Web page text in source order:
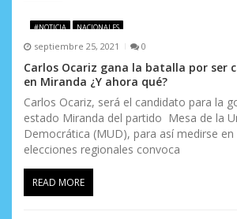
r
a
d
a
s
#NOTICIA NACIONALES
septiembre 25, 2021 0
Carlos Ocariz gana la batalla por ser
en Miranda ¿Y ahora qué?
Carlos Ocariz, será el candidato para la
estado Miranda del partido Mesa de la
Democrática (MUD), para así medirse
elecciones regionales convoca
READ MORE